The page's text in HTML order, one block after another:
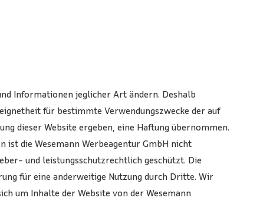
Informationen jeglicher Art ändern. Deshalb
für bestimmte Verwendungszwecke der auf
dieser Website ergeben, eine Haftung übernommen.
die Wesemann Werbeagentur GmbH nicht
und leistungsschutzrechtlich geschützt. Die
für eine anderweitige Nutzung durch Dritte. Wir
um Inhalte der Website von der Wesemann